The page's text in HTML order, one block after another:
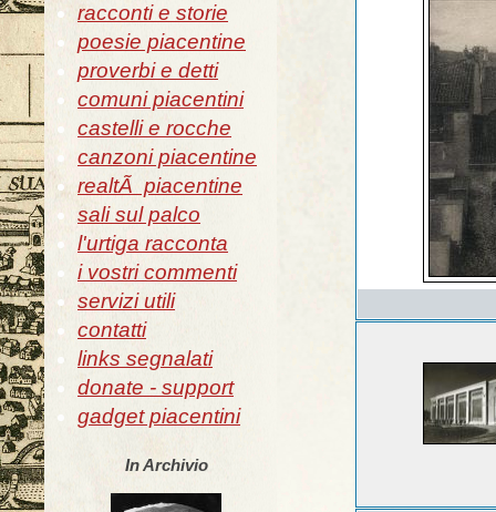
racconti e storie
poesie piacentine
proverbi e detti
comuni piacentini
castelli e rocche
canzoni piacentine
realtÃ piacentine
sali sul palco
l'urtiga racconta
i vostri commenti
servizi utili
contatti
links segnalati
donate - support
gadget piacentini
In Archivio